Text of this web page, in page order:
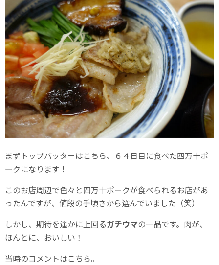
まずトップバッターはこちら、６４日目に食べた四万十ポ
ークになります！
このお店周辺で色々と四万十ポークが食べられるお店があ
ったんですが、値段の手頃さから選んでいました（笑）
しかし、期待を遥かに上回るガチウマの一品です。肉が、
ほんとに、おいしい！
当時のコメントはこちら。